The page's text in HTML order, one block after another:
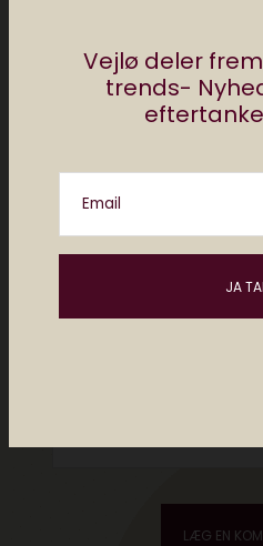
Vejlø deler
trends-
Email